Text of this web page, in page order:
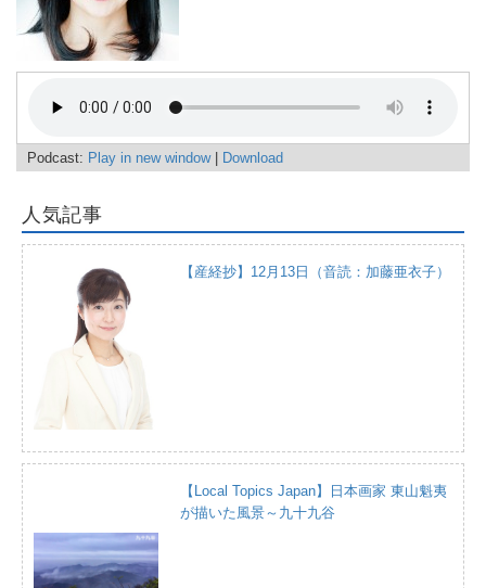
Podcast: Play in new window| Download
人気記事
【産経抄】12月13日（音読：加藤亜衣子）
【Local Topics Japan】日本画家 東山魁夷
が描いた風景～九十九谷